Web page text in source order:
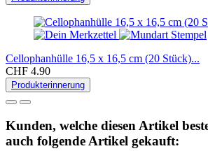
Cellophanhülle 16,5 x 16,5 cm (20 Stück)...
CHF 4.90
Produkterinnerung
Kunden, welche diesen Artikel
auch folgende Artikel gekauft: